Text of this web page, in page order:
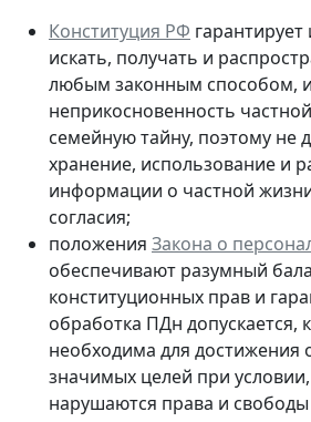
Конституция РФ
искать, получать и
любым законным способом,
неприкосновенность
семейную тайну, поэтому не
хранение, использование и
информации о частной
согласия;
положения Закона о
обеспечивают разумный
конституционных прав и
обработка ПДн допускается,
необходима для достижения
значимых целей при
нарушаются права и свободы